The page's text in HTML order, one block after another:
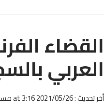
القضاء
العربي
أخر تحديث : 2021/05/26 at 3:16 مساءً